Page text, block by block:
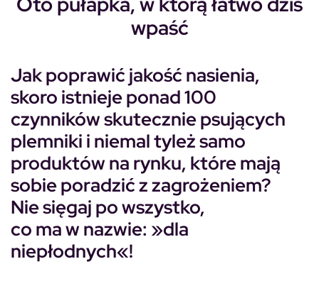
wpaść
Jak poprawić jakość nasienia,
skoro istnieje ponad 100
czynników skutecznie psujących
plemniki i niemal tyleż samo
produktów na rynku, które mają
sobie poradzić z zagrożeniem?
Nie sięgaj po wszystko,
co ma w nazwie: »dla
niepłodnych«!